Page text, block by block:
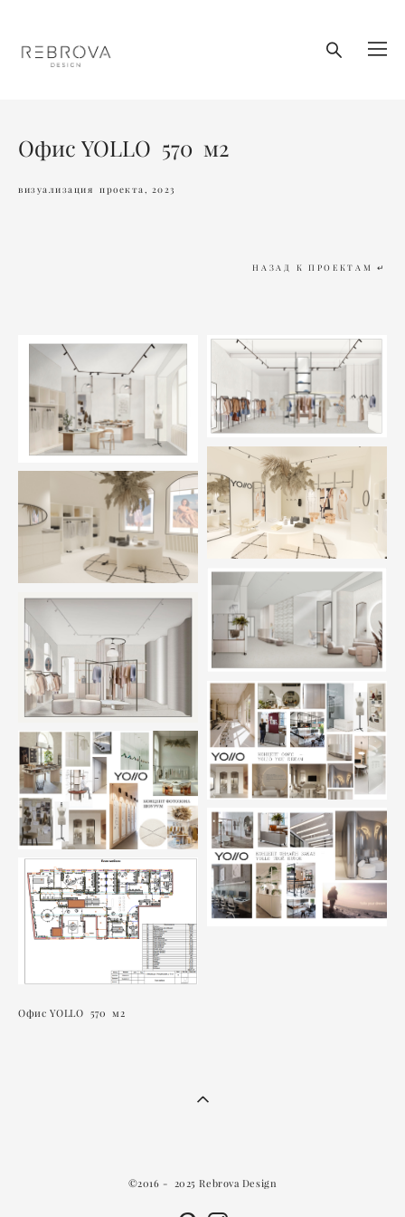
Oфис YOLLO 570 м2
визуализация проекта, 2023
НАЗАД К ПРОЕКТАМ ↵
Oфис YOLLO 570 м2
©2016 - 2025 Rebrova Design